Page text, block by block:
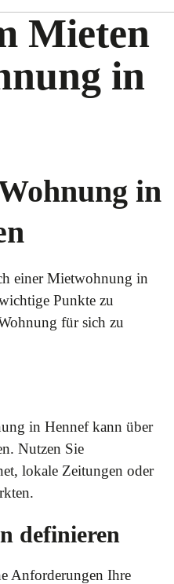
Mieten
in
in
einer Mietwohnung in
Punkte zu
für sich zu
in Hennef kann über
Nutzen Sie
lokale Zeitungen oder
definieren
Anforderungen Ihre